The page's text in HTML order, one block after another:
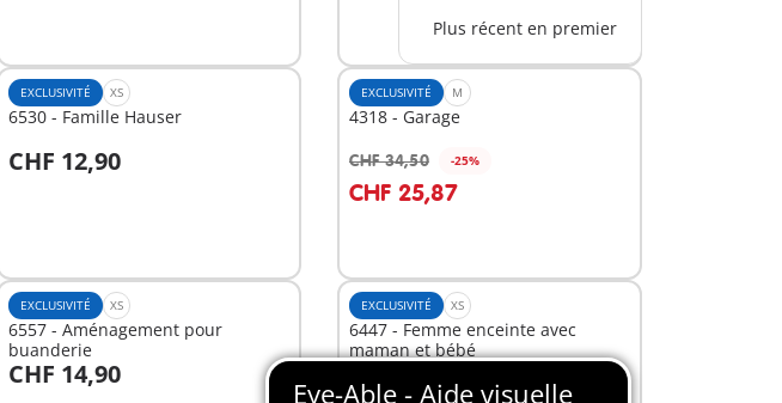
Plus récent en premier
EXCLUSIVITÉ XS
6530 - Famille Hauser
CHF 12,90
Au panier
EXCLUSIVITÉ M
4318 - Garage
CHF 34,50 -25%
CHF 25,87
EXCLUSIVITÉ XS
6557 - Aménagement pour
buanderie
CHF 14,90
Au panier
EXCLUSIVITÉ XS
6447 - Femme enceinte avec
maman et bébé
Au panier